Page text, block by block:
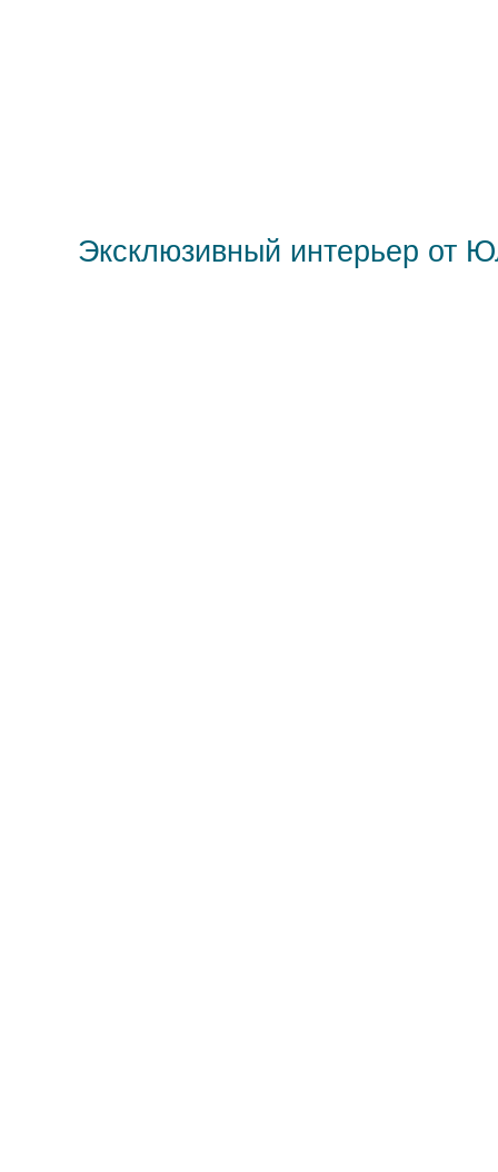
Эксклюзивный интерьер от